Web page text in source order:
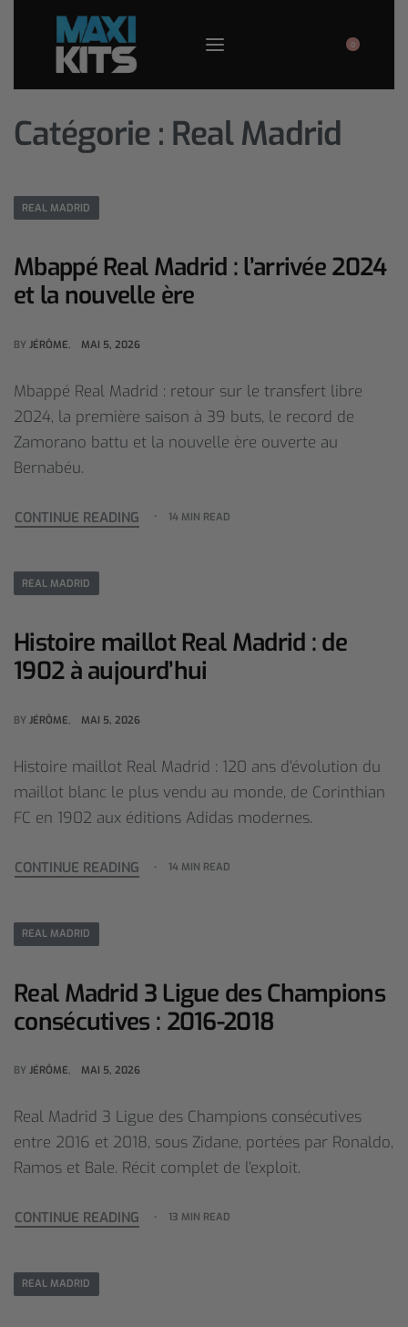
0
Catégorie : Real Madrid
REAL MADRID
Mbappé Real Madrid : l’arrivée 2024
et la nouvelle ère
BY JÉRÔME MAI 5, 2026
Mbappé Real Madrid : retour sur le transfert libre
2024, la première saison à 39 buts, le record de
Zamorano battu et la nouvelle ère ouverte au
Bernabéu.
CONTINUE READING 14 MIN READ
REAL MADRID
Histoire maillot Real Madrid : de
1902 à aujourd’hui
BY JÉRÔME MAI 5, 2026
Histoire maillot Real Madrid : 120 ans d’évolution du
maillot blanc le plus vendu au monde, de Corinthian
FC en 1902 aux éditions Adidas modernes.
CONTINUE READING 14 MIN READ
REAL MADRID
Real Madrid 3 Ligue des Champions
consécutives : 2016-2018
BY JÉRÔME MAI 5, 2026
Real Madrid 3 Ligue des Champions consécutives
entre 2016 et 2018, sous Zidane, portées par Ronaldo,
Ramos et Bale. Récit complet de l’exploit.
CONTINUE READING 13 MIN READ
REAL MADRID